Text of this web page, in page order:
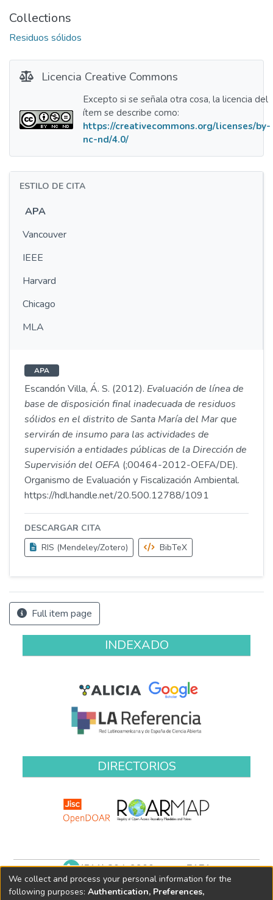
Collections
Residuos sólidos
Licencia Creative Commons
Excepto si se señala otra cosa, la licencia del
ítem se describe como:
https://creativecommons.org/licenses/by-
nc-nd/4.0/
ESTILO DE CITA
APA
Vancouver
IEEE
Harvard
Chicago
MLA
APA
Escandón Villa, Á. S. (2012). Evaluación de línea de
base de disposición final inadecuada de residuos
sólidos en el distrito de Santa María del Mar que
servirán de insumo para las actividades de
supervisión a entidades públicas de la Dirección de
Supervisión del OEFA (;00464-2012-OEFA/DE).
Organismo de Evaluación y Fiscalización Ambiental.
https://hdl.handle.net/20.500.12788/1091
DESCARGAR CITA
RIS (Mendeley/Zotero)
BibTeX
Full item page
INDEXADO
DIRECTORIOS
(511) 204-9900 anexo 7171
biblioteca@oefa.gob.pe
We collect and process your personal information for the
following purposes: Authentication, Preferences,